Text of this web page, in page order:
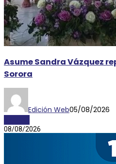
Asume Sandra Vázquez
Sorora
Edición Web05/08/2026
08/08/2026